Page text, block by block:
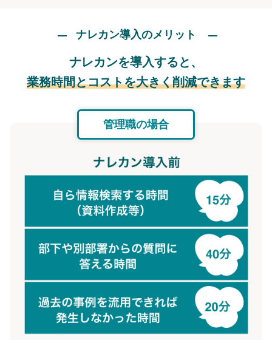
ナレカン導入のメリット
ナレカンを導入すると、
業務時間とコストを大きく削減できます
管理職の場合